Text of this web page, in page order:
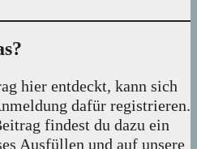
hier entdeckt, kann sich
dafür registrieren.
findest du dazu ein
Ausfüllen und auf unsere